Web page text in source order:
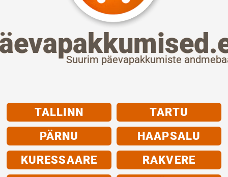
Suurim päevapakkumiste
TALLINN
TARTU
PÄRNU
HAAPSALU
KURESSAARE
RAKVERE